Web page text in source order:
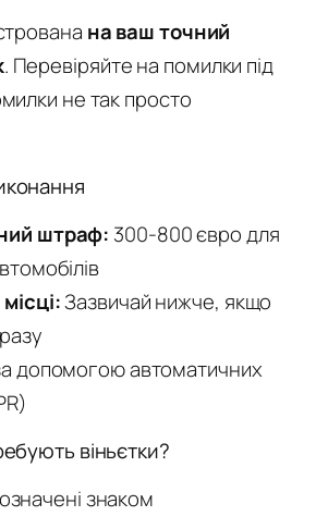
на ваш точний
. Перевіряйте на помилки під
не так просто
штраф: 300-800 євро для
Зазвичай нижче, якщо
допомогою автоматичних
віньєтки?
знаком